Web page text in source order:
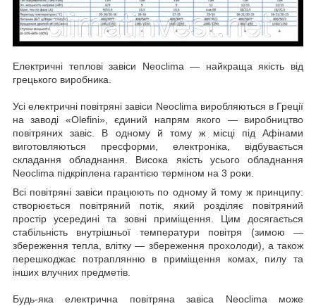
Електричні теплові завіси Neoclima — найкраща якість від
грецького виробника.
Усі електричні повітряні завіси Neoclima виробляються в Греції
на заводі «Olefini», єдиний напрям якого — виробництво
повітряних завіс. В одному й тому ж місці під Афінами
виготовляються пресформи, електроніка, відбувається
складання обладнання. Висока якість усього обладнання
Neoclima підкріплена гарантією терміном на 3 роки.
Всі повітряні завіси працюють по одному й тому ж принципу:
створюється повітряний потік, який розділяє повітряний
простір усередині та зовні приміщення. Цим досягається
стабільність внутрішньої температури повітря (зимою —
збереження тепла, влітку — збереження прохолоди), а також
перешкоджає потраплянню в приміщення комах, пилу та
інших влучних предметів.
Будь-яка електрична повітряна завіса Neoclima може